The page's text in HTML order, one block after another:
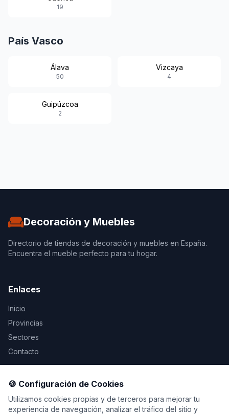
19
País Vasco
Álava
50
Vizcaya
4
Guipúzcoa
2
Decoración y Muebles
Directorio de tiendas de decoración y muebles en España.
Encuentra el mueble perfecto para tu hogar.
Enlaces
Inicio
Provincias
Sectores
Contacto
Legal
Aviso Legal
🍪 Configuración de Cookies
Utilizamos cookies propias y de terceros para mejorar tu
experiencia de navegación, analizar el tráfico del sitio y